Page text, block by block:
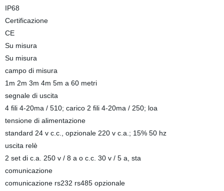
IP68
Certificazione
CE
Su misura
Su misura
campo di misura
1m 2m 3m 4m 5m a 60 metri
segnale di uscita
4 fili 4-20ma / 510; carico 2 fili 4-20ma / 250; loa
tensione di alimentazione
standard 24 v c.c., opzionale 220 v c.a.; 15% 50 hz
uscita relè
2 set di c.a. 250 v / 8 a o c.c. 30 v / 5 a, sta
comunicazione
comunicazione rs232 rs485 opzionale